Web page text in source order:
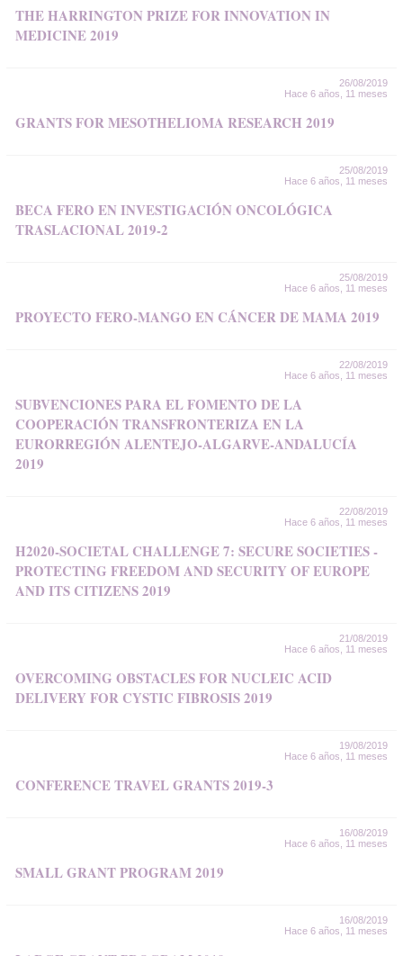
THE HARRINGTON PRIZE FOR INNOVATION IN
MEDICINE 2019
26/08/2019
Hace 6 años, 11 meses
GRANTS FOR MESOTHELIOMA RESEARCH 2019
25/08/2019
Hace 6 años, 11 meses
BECA FERO EN INVESTIGACIÓN ONCOLÓGICA
TRASLACIONAL 2019-2
25/08/2019
Hace 6 años, 11 meses
PROYECTO FERO-MANGO EN CÁNCER DE MAMA 2019
22/08/2019
Hace 6 años, 11 meses
SUBVENCIONES PARA EL FOMENTO DE LA
COOPERACIÓN TRANSFRONTERIZA EN LA
EURORREGIÓN ALENTEJO-ALGARVE-ANDALUCÍA
2019
22/08/2019
Hace 6 años, 11 meses
H2020-SOCIETAL CHALLENGE 7: SECURE SOCIETIES -
PROTECTING FREEDOM AND SECURITY OF EUROPE
AND ITS CITIZENS 2019
21/08/2019
Hace 6 años, 11 meses
OVERCOMING OBSTACLES FOR NUCLEIC ACID
DELIVERY FOR CYSTIC FIBROSIS 2019
19/08/2019
Hace 6 años, 11 meses
CONFERENCE TRAVEL GRANTS 2019-3
16/08/2019
Hace 6 años, 11 meses
SMALL GRANT PROGRAM 2019
16/08/2019
Hace 6 años, 11 meses